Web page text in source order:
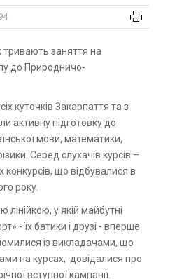
до Природничо-
куточків Закарпаття та з
активну підготовку до
мови, математики,
Серед слухачів курсів –
конкурсів, що відбувалися в
року.
у якій майбутні
- їх батики і друзі - вперше
із викладачами, що
на курсах, довідалися про
вступної кампанії.